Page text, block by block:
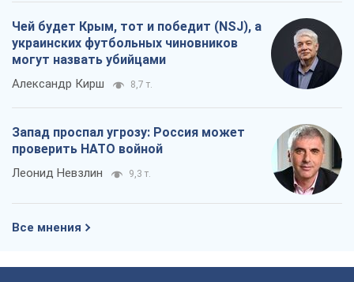
Чей будет Крым, тот и победит (NSJ), а
украинских футбольных чиновников
могут назвать убийцами
Александр Кирш 8,7 т.
Запад проспал угрозу: Россия может
проверить НАТО войной
Леонид Невзлин 9,3 т.
Все мнения